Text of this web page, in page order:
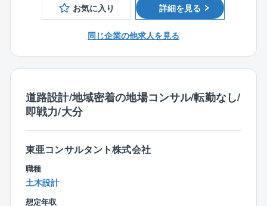
本社は設計部門、調査測量部門、補償部門、総務部
同部門では20代～50代まで幅広い年齢層が活躍してい
◎設立50年を超える安定性と、地域社会への貢献度
1971年の設立以来、大分県・福岡県を中心とした公共
事業（道路、橋梁、河川、農業土木など）に深く携わ
っています。
また、近年需要が高まっている「防災・減災」や「老
朽化対策（橋梁点検等）」にも強みを持ち、地域の安
全を技術で支えるという社会貢献性の高い仕事です。
◎技術者としての「市場価値」を高める環境
お気に入り 詳細を見る
同じ企業の他求人を見る
道路設計/地域密着の地場コンサル/転勤なし/
即戦力/大分
東亜コンサルタント株式会社
職種
土木設計
想定年収